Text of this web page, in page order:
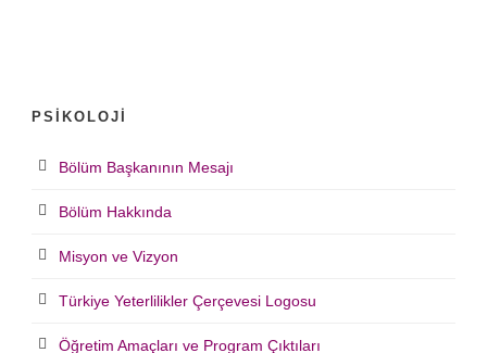
PSIKOLOJI
Bölüm Başkanının Mesajı
Bölüm Hakkında
Misyon ve Vizyon
Türkiye Yeterlilikler Çerçevesi Logosu
Öğretim Amaçları ve Program Çıktıları